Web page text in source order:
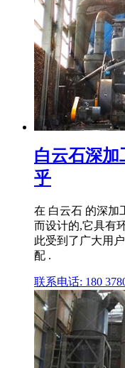
白云石深加
乎
在 白云石 的深加
而设计的,它具有
此受到了广大用
配 .
联系电话: 180